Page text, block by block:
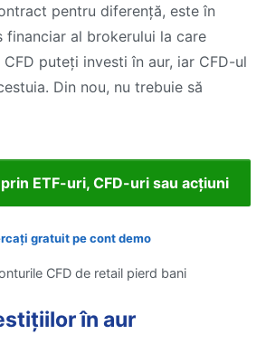
pentru diferență, este în
financiar al brokerului la care
puteți investi în aur, iar CFD-ul
Din nou, nu trebuie să
ETF-uri, CFD-uri sau acțiuni
gratuit pe cont demo
CFD de retail pierd bani
în aur